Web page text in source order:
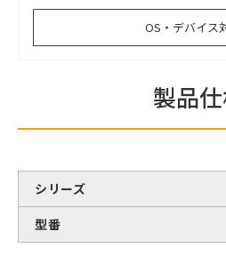
OS・デバイス
製品
シリーズ
型番